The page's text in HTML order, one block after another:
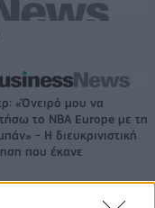
«Όνειρό μου να
το ΝΒΑ Europe με τη
- Η διευκρινιστική
που έκανε